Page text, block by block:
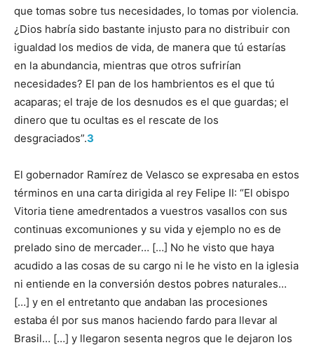
que tomas sobre tus necesidades, lo tomas por violencia.
¿Dios habría sido bastante injusto para no distribuir con
igualdad los medios de vida, de manera que tú estarías
en la abundancia, mientras que otros sufrirían
necesidades? El pan de los hambrientos es el que tú
acaparas; el traje de los desnudos es el que guardas; el
dinero que tu ocultas es el rescate de los
desgraciados”.3
El gobernador Ramírez de Velasco se expresaba en estos
términos en una carta dirigida al rey Felipe II: “El obispo
Vitoria tiene amedrentados a vuestros vasallos con sus
continuas excomuniones y su vida y ejemplo no es de
prelado sino de mercader… […] No he visto que haya
acudido a las cosas de su cargo ni le he visto en la iglesia
ni entiende en la conversión destos pobres naturales…
[…] y en el entretanto que andaban las procesiones
estaba él por sus manos haciendo fardo para llevar al
Brasil… […] y llegaron sesenta negros que le dejaron los